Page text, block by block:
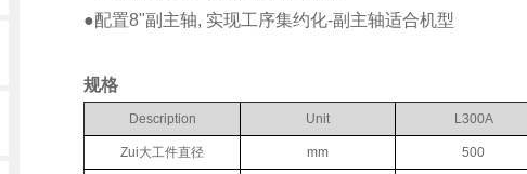
●配置8"副主轴, 实现工序集约化-副主轴适合机型
规格
Description Unit L300A
Zui大工件直径 mm 500